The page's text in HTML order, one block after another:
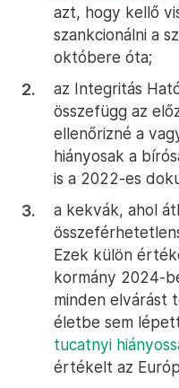
azt, hogy kellő
szankcionálni a
októbere óta;
az Integritás
összefügg az
ellenőrizné a
hiányosak a
is a 2022-es
a kekvák, ahol
Ezek külön
kormány 2024-
minden elvárást
életbe sem
tucatnyi
értékelt az